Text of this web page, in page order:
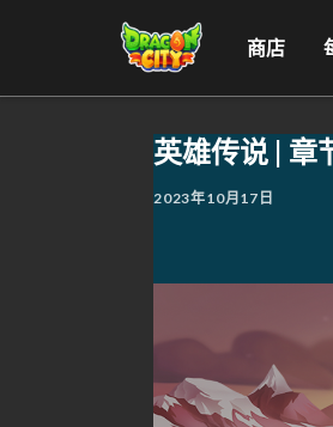
商店
英雄传说 | 章
2023年10月17日